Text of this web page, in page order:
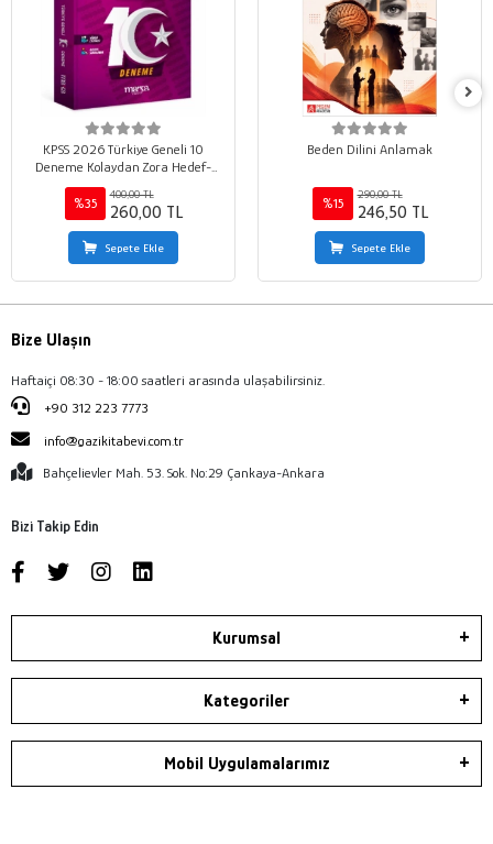
KPSS 2026 Türkiye Geneli 10
Deneme Kolaydan Zora Hedef-
Süre-Sonuç
%35
400,00 TL
260,00 TL
Sepete Ekle
Beden Dilini Anlamak
%15
290,00 TL
246,50 TL
Sepete Ekle
Bize Ulaşın
Haftaiçi 08:30 - 18:00 saatleri arasında ulaşabilirsiniz.
+90 312 223 7773
info@gazikitabevi.com.tr
Bahçelievler Mah. 53. Sok. No:29 Çankaya-Ankara
Bizi Takip Edin
Kurumsal
Kategoriler
Mobil Uygulamalarımız